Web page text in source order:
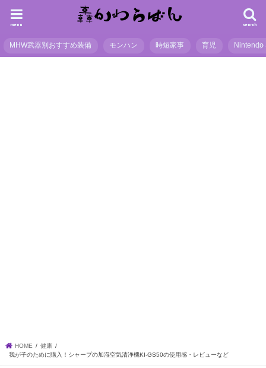
search
menu
MHW武器別おすすめ装備 モンハン 時短家事 育児 Nintendo
HOME
健康
我が子のために購入！シャープの加湿空気清浄機KI-GS50の使用感・レビューなど